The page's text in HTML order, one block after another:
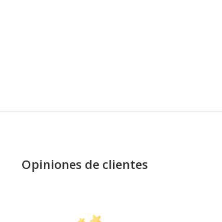
Opiniones de clientes